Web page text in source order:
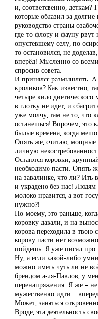
и, соответсвенно, деткам?
которые облазил за
руководство страны
где-то флору и фауну
опустевшему селу, по
то остановился, не
вперёд! Мысленно со
спросив совета.
И принялся размышлять. А
кроликов? Как известно,
четыре кило
в глотку не идет, и
уже молчу, там не то, что
останешься! Впрочем, это
былые времена, когда
Опять же, считаю, мощные
личную
Остаются коровки,
необходимо пасти. Опять
на завалинке, что ли?
и украдено без нас! Людям
молоко нравится, а вот
нужно?!
По-моему, это раньше,
коровку давали, и на
корова переходила в твою
корову пасти нет
пойдешь. Я уже писал про
Ну, а если какой-либо
можно иметь чуть ли не
брендом а-ля-Павлов, у
перенапряжения. Я же –
мужественно идти…
Может, заняться
Вроде, эта деятельность